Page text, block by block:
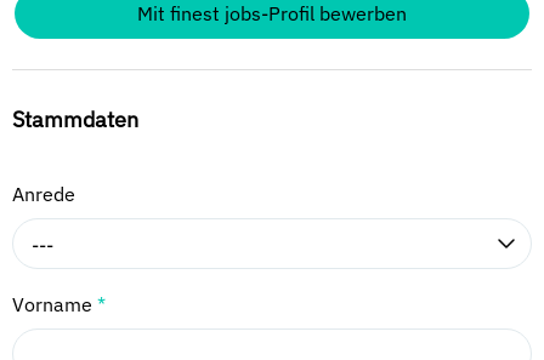
Mit finest jobs-Profil bewerben
Stammdaten
Anrede
---
Vorname *